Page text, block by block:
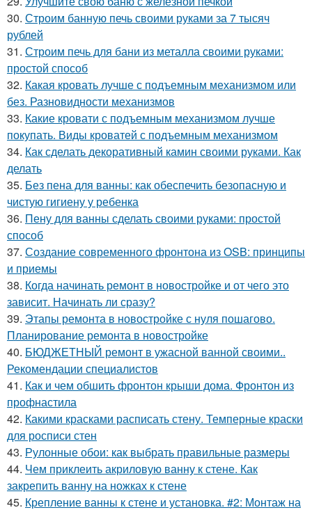
30. Строим банную печь своими руками за 7 тысяч
рублей
31. Строим печь для бани из металла своими руками:
простой способ
32. Какая кровать лучше с подъемным механизмом или
без. Разновидности механизмов
33. Какие кровати с подъемным механизмом лучше
покупать. Виды кроватей с подъемным механизмом
34. Как сделать декоративный камин своими руками. Как
делать
35. Без пена для ванны: как обеспечить безопасную и
чистую гигиену у ребенка
36. Пену для ванны сделать своими руками: простой
способ
37. Создание современного фронтона из OSB: принципы
и приемы
38. Когда начинать ремонт в новостройке и от чего это
зависит. Начинать ли сразу?
39. Этапы ремонта в новостройке с нуля пошагово.
Планирование ремонта в новостройке
40. БЮДЖЕТНЫЙ ремонт в ужасной ванной своими..
Рекомендации специалистов
41. Как и чем обшить фронтон крыши дома. Фронтон из
профнастила
42. Какими красками расписать стену. Темперные краски
для росписи стен
43. Рулонные обои: как выбрать правильные размеры
44. Чем приклеить акриловую ванну к стене. Как
закрепить ванну на ножках к стене
45. Крепление ванны к стене и установка. #2: Монтаж на